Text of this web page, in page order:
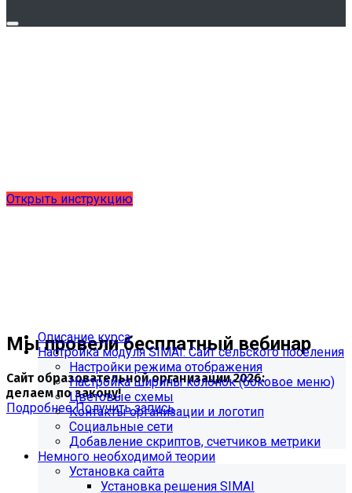
Открыть инструкцию
Мы провели бесплатный вебинар
Сайт образовательной организации 2026:
делаем по закону!
ПодробнееПолучить запись
Описание курса
Настройка модуля SIMAI: Сайт сельского поселения
Настройки режима отображения
Настройка ширины колонок (боковое меню)
Цветовые схемы
Контакты организации и логотип
Социальные сети
Добавление скриптов, счетчиков метрики
Немного необходимой теории
Установка сайта
Установка решения SIMAI